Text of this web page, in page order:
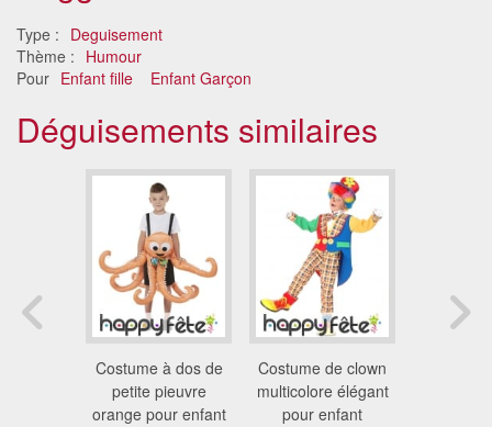
Type : Deguisement
Thème : Humour
Pour Enfant fille Enfant Garçon
Déguisements similaires
Costume à dos de
petite pieuvre
orange pour enfant
Costume de clown
multicolore élégant
pour enfant